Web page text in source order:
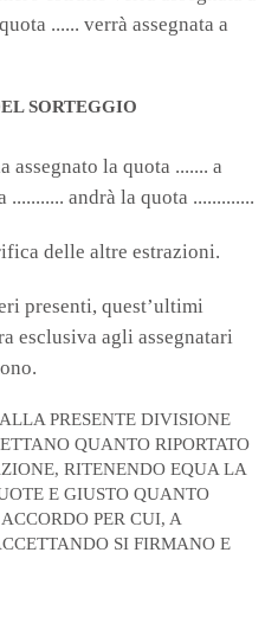
...... verrà assegnata a
SORTEGGIO
la quota ....... a
........... andrà la quota .............
delle altre estrazioni.
presenti, quest’ultimi
esclusiva agli assegnatari
PRESENTE DIVISIONE
QUANTO RIPORTATO
RITENENDO EQUA LA
E GIUSTO QUANTO
PER CUI, A
SI FIRMANO E